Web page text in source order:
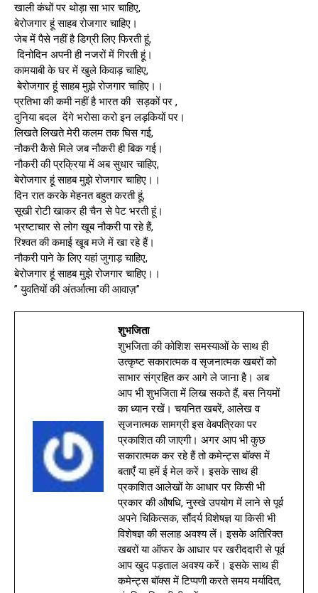
खाली कंधों पर थोड़ा सा भार चाहिए,
बेरोजगार हूं साहब रोजगार चाहिए।
जेब में पैसे नहीं है डिग्री लिए फिरती हूं,
दिनोदिन अपनी ही नजरों में गिरती हूं।
कामयाबी के घर में खुले किवाड़ चाहिए,
बेरोजगार हूं साहब मुझे रोजगार चाहिए।।
प्रतिभा की कमी नहीं है भारत की सड़कों पर ,
दुनिया बदल देंगे भरोसा करो इन लड़कियों पर।
लिखते लिखते मेरी कलम तक घिस गई,
नौकरी कैसे मिले जब नौकरी ही बिक गई।
नौकरी की प्रक्रिया में अब सुधार चाहिए,
बेरोजगार हूं साहब मुझे रोजगार चाहिए।।
दिन रात करके मेहनत बहुत करती हूं,
सूखी रोटी खाकर ही चैन से पेट भरती हूं।
भ्रष्टाचार से लोग खूब नौकरी पा रहे हैं,
रिश्वत की कमाई खूब मजे में खा रहे हैं।
नौकरी पाने के लिए यहां जुगाड़ चाहिए,
बेरोजगार हूं साहब मुझे रोजगार चाहिए।।
” युवतियों की अंतर्आत्मा की आवाज़”
शुभजिता
शुभजिता की कोशिश समस्याओं के साथ ही
उत्कृष्ट सकारात्मक व सृजनात्मक खबरों को
साभार संग्रहित कर आगे ले जाना है। अब
आप भी शुभजिता में लिख सकते हैं, बस नियमों
का ध्यान रखें। चयनित खबरें, आलेख व
सृजनात्मक सामग्री इस वेबपत्रिका पर
प्रकाशित की जाएगी। अगर आप भी कुछ
सकारात्मक कर रहे हैं तो कमेन्ट्स बॉक्स में
बताएँ या हमें ई मेल करें। इसके साथ ही
प्रकाशित आलेखों के आधार पर किसी भी
प्रकार की औषधि, नुस्खे उपयोग में लाने से पूर्व
अपने चिकित्सक, सौंदर्य विशेषज्ञ या किसी भी
विशेषज्ञ की सलाह अवश्य लें। इसके अतिरिक्त
खबरों या ऑफर के आधार पर खरीददारी से पूर्व
आप खुद पड़ताल अवश्य करें। इसके साथ ही
कमेन्ट्स बॉक्स में टिप्पणी करते समय मर्यादित,